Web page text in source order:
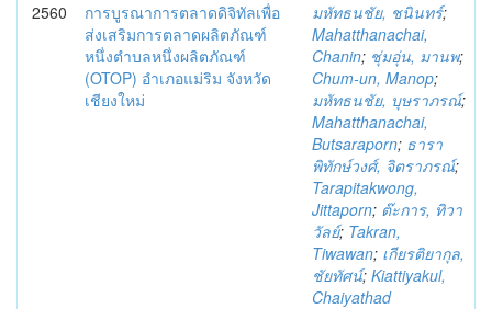
2560
การบูรณาการตลาดดิจิทัลเพื่อ
ส่งเสริมการตลาดผลิตภัณฑ์
หนึ่งตำบลหนึ่งผลิตภัณฑ์
(OTOP) อำเภอแม่ริม จังหวัด
เชียงใหม่
มหัทธนชัย, ชนินทร์;
Mahatthanachai,
Chanin; ชุ่มอุ่น, มานพ;
Chum-un, Manop;
มหัทธนชัย, บุษราภรณ์;
Mahatthanachai,
Butsaraporn; ธารา
พิทักษ์วงศ์, จิตราภรณ์;
Tarapitakwong,
Jittaporn; ต๊ะการ, ทิวา
วัลย์; Takran,
Tiwawan; เกียรติยากุล,
ชัยทัศน์; Kiattiyakul,
Chaiyathad